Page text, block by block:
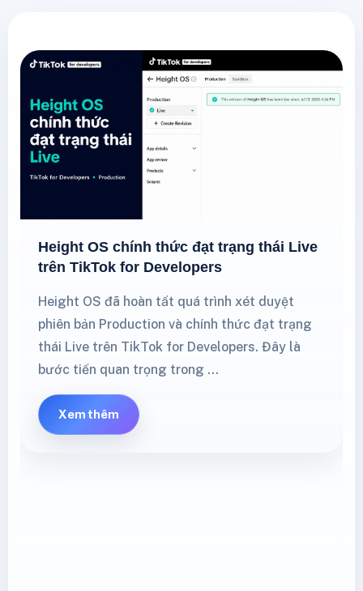
Height OS chính thức đạt trạng thái Live
trên TikTok for Developers
Height OS đã hoàn tất quá trình xét duyệt
phiên bản Production và chính thức đạt trạng
thái Live trên TikTok for Developers. Đây là
bước tiến quan trọng trong …
Xem thêm